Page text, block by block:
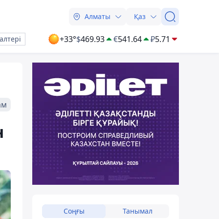
Алматы Қаз
+33°$469.93 €541.64 ₽5.71
Соңғы Танымал